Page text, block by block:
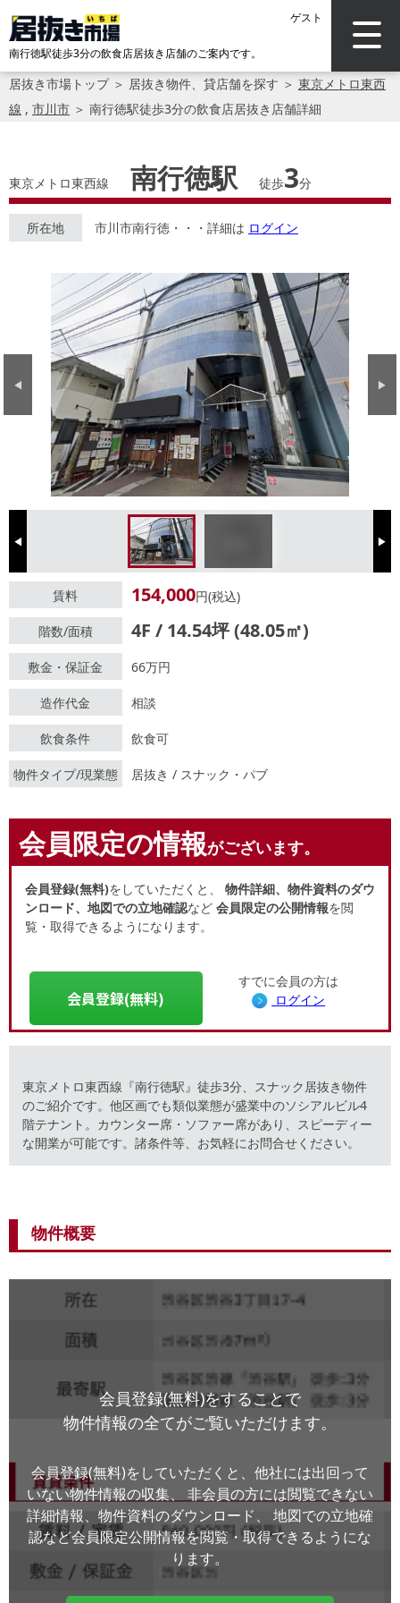
ゲスト
南行徳駅徒歩3分の飲食店居抜き店舗のご案内です。
居抜き市場トップ＞ 居抜き物件、貸店舗を探す ＞ 東京メトロ東西
線 , 市川市 ＞ 南行徳駅徒歩3分の飲食店居抜き店舗詳細
東京メトロ東西線 南行徳駅 徒歩3分
所在地 市川市南行徳・・・詳細は ログイン
Previous Next
Previous Next
賃料 154,000円(税込)
階数/面積 4F / 14.54坪 (48.05㎡)
敷金・保証金 66万円
造作代金 相談
飲食条件 飲食可
物件タイプ/現業態 居抜き / スナック・パブ
会員限定の情報がございます。
会員登録(無料)をしていただくと、 物件詳細、物件資料のダウ
ンロード、地図での立地確認など 会員限定の公開情報を閲
覧・取得できるようになります。
会員登録(無料)
すでに会員の方は
ログイン
東京メトロ東西線『南行徳駅』徒歩3分、スナック居抜き物件
のご紹介です。他区画でも類似業態が盛業中のソシアルビル4
階テナント。カウンター席・ソファー席があり、スピーディー
な開業が可能です。諸条件等、お気軽にお問合せください。
物件概要
会員登録(無料)をすることで
物件情報の全てがご覧いただけます。
会員登録(無料)をしていただくと、他社には出回って
いない物件情報の収集、
非会員の方には閲覧できない
詳細情報、物件資料のダウンロード、
地図での立地確
認など会員限定公開情報を閲覧・取得できるようにな
ります。